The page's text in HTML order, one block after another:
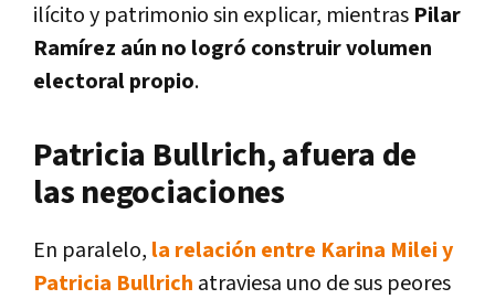
ilícito y patrimonio sin explicar, mientras Pilar
Ramírez aún no logró construir volumen
electoral propio.
Patricia Bullrich, afuera de
las negociaciones
En paralelo, la relación entre Karina Milei y
Patricia Bullrich atraviesa uno de sus peores